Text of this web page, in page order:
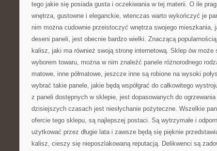
tego jakie się posiada gusta i oczekiwania w tej materii. O ile
wnętrza, gustowne i eleganckie, wtenczas warto wykończyć je
nim można cudownie przeistoczyć wnętrza swojego mieszkania,
deseni paneli, jest obecnie bardzo wielki. Znaczącą
kalisz, jaki ma również swoją stronę internetową. Sklep ów
wyborem towaru, można w nim znaleźć panele różnorodnego
matowe, inne półmatowe, jeszcze inne są robione na wysoki
wybrać takie panele, jakie będą współgrać do całkowitego
z paneli dostępnych w sklepie, jest dopasowanych do ogrzewania
dzisiejszych czasach jest niesłychanie pożyteczne. Wszelkie
ofercie tego sklepu, są najlepszej postaci. Są wytrzymałe i
użytkować przez długie lata i zawsze będą się pięknie
kalisz, cieszy się nieposzlakowaną reputacją. Delikwenci są